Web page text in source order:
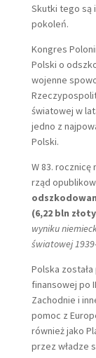
Skutki tego są
pokoleń.
Kongres
Polski o
wojenne
światowej w
jedno z
Polski.
W 83. rocznicę
rząd
(6,22 bln
wyniku
światowej
Polska
finansowej po
Zachodnie i
pomoc z
również jako
przez władze